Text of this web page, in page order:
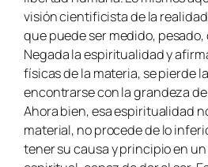
visión cientificista de la
que puede ser medido,
Negada la espiritualidad y
físicas de la materia, se pierde
encontrarse con la grandeza
Ahora bien, esa espiritualidad
material, no procede de lo
tener su causa y principio en